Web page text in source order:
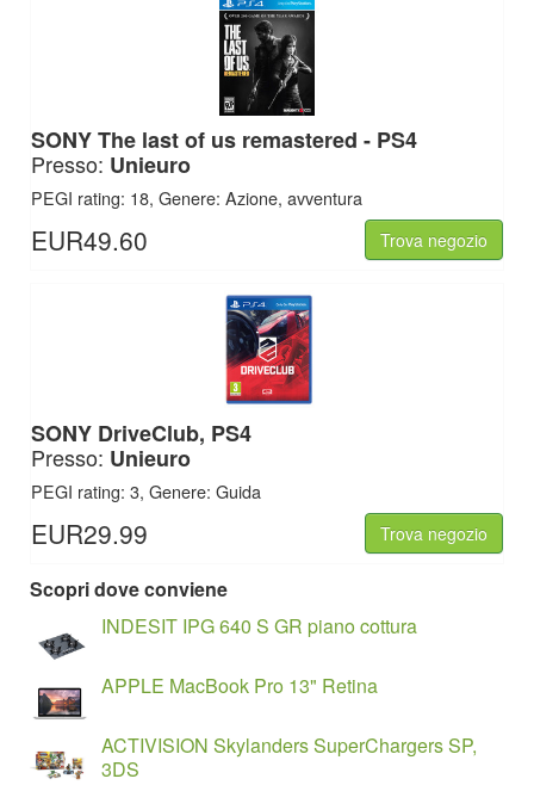
SONYThe last of us remastered - PS4
Presso: Unieuro
PEGI rating: 18, Genere: Azione, avventura
EUR49.60 Trova negozio
SONY DriveClub, PS4
Presso: Unieuro
PEGI rating: 3, Genere: Guida
EUR29.99 Trova negozio
Scopri dove conviene
INDESIT IPG 640 S GR piano cottura
APPLE MacBook Pro 13" Retina
ACTIVISION Skylanders SuperChargers SP,
3DS